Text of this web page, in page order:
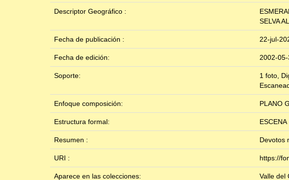
Descriptor Geográfico :
SELVA
Fecha de publicación : 22-jul-
Fecha de edición: 2002-
Soporte:
1 foto,
Enfoque composición: PLANO
Estructura formal: ESCENA
Resumen : Devotos
URI : https://
Aparece en las colecciones: Valle del